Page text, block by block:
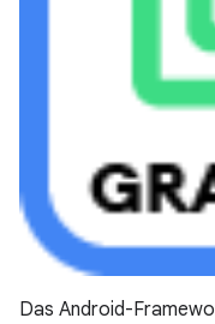
Das Android-